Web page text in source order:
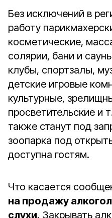
Без исключений в
работу
косметические,
солярии, бани и
клубы, спортзалы,
детские игровые
культурные,
просветительские и
также станут под
зоопарка под
доступна гостям.
Что касается
на продажу
слухи. Закрывать